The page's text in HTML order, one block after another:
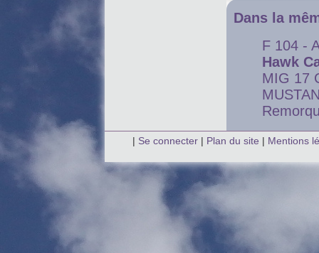
Dans la
F 104 -
Hawk
MIG 17
| Se connecter | Plan du site | Mentions